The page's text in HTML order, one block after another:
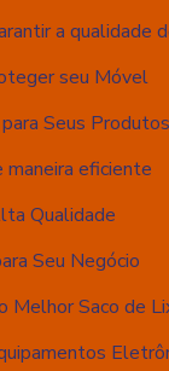
a qualidade
seu Móvel
Seus Produtos
maneira eficiente
Qualidade
Seu Negócio
Melhor Saco de